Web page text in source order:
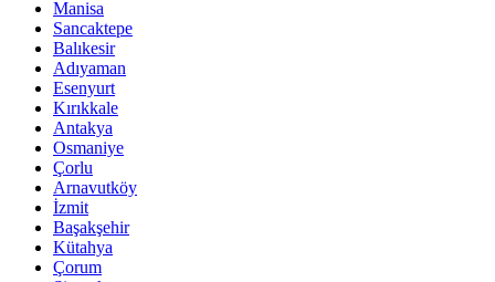
Manisa
Sancaktepe
Balıkesir
Adıyaman
Esenyurt
Kırıkkale
Antakya
Osmaniye
Çorlu
Arnavutköy
İzmit
Başakşehir
Kütahya
Çorum